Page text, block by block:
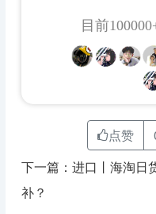
目前
点赞
下一篇：进口丨海淘日
补？